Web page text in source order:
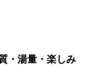
・湯量・楽しみ